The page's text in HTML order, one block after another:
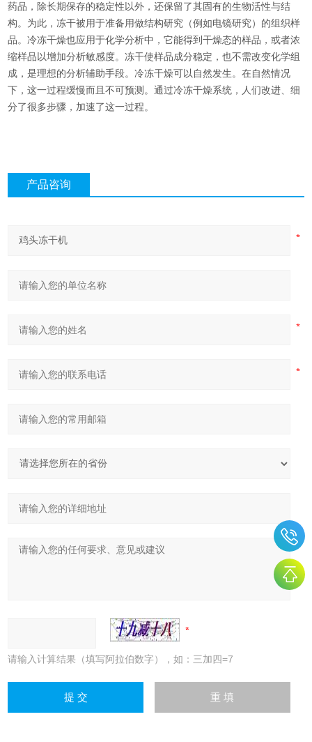
药品，除长期保存的稳定性以外，还保留了其固有的生物活性与结
构。为此，冻干被用于准备用做结构研究（例如电镜研究）的组织样
品。冷冻干燥也应用于化学分析中，它能得到干燥态的样品，或者浓
缩样品以增加分析敏感度。冻干使样品成分稳定，也不需改变化学组
成，是理想的分析辅助手段。冷冻干燥可以自然发生。在自然情况
下，这一过程缓慢而且不可预测。通过冷冻干燥系统，人们改进、细
分了很多步骤，加速了这一过程。
产品咨询
请输入计算结果（填写阿拉伯数字），如：三加四=7